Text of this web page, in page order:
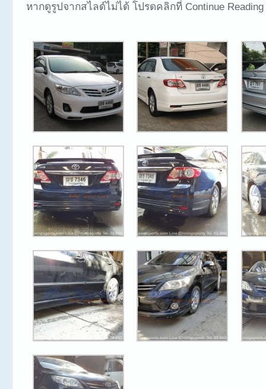
หากดูรูปจากสไลด์ไม่ได้ โปรดคลิกที่ Continue Reading